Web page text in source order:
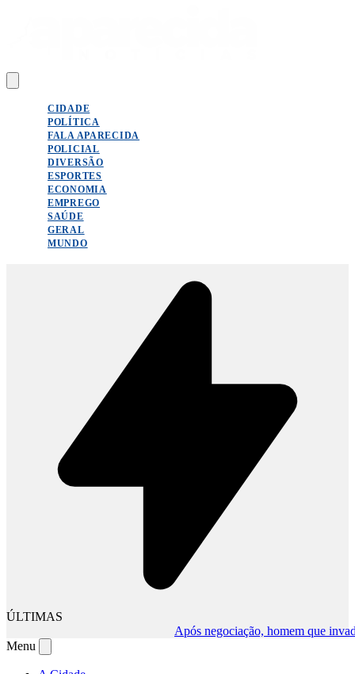
CIDADE
POLÍTICA
FALA APARECIDA
POLICIAL
DIVERSÃO
ESPORTES
ECONOMIA
EMPREGO
SAÚDE
GERAL
MUNDO
ÚLTIMAS
Após negociação, homem que invadiu
Menu